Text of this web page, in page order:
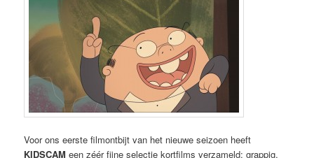
Voor ons eerste filmontbijt van het nieuwe seizoen heeft
KIDSCAM een zéér fijne selectie kortfilms verzameld: grappig,